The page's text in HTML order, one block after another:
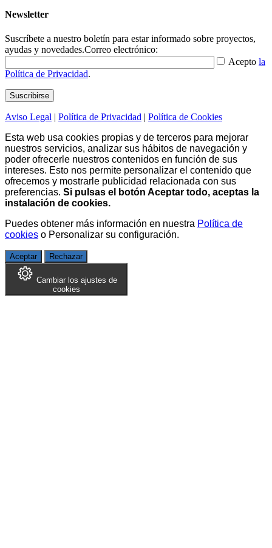
Newsletter
Suscríbete a nuestro boletín para estar informado sobre proyectos,
ayudas y novedades.Correo electrónico:
Acepto la
Política de Privacidad.
Aviso Legal | Política de Privacidad | Política de Cookies
Esta web usa cookies propias y de terceros para mejorar
nuestros servicios, analizar sus hábitos de navegación y
poder ofrecerle nuestros contenidos en función de sus
intereses. Esto nos permite personalizar el contenido que
ofrecemos y mostrarle publicidad relacionada con sus
preferencias. Si pulsas el botón Aceptar todo, aceptas la
instalación de cookies.
Puedes obtener más información en nuestra Política de
cookies o Personalizar su configuración.
Aceptar Rechazar
Cambiar los ajustes de
cookies